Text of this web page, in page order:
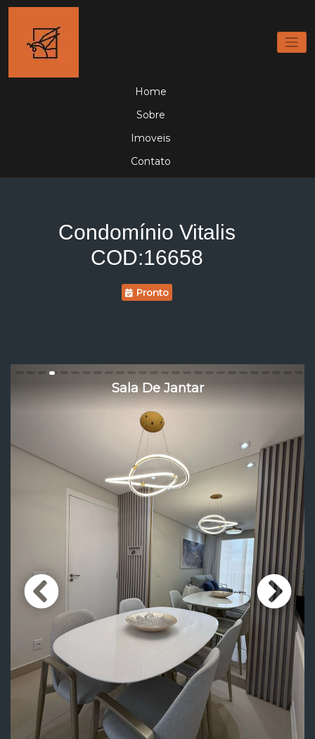
Home
Sobre
Imoveis
Contato
Condomínio Vitalis
COD:16658
Pronto
Sala De Jantar